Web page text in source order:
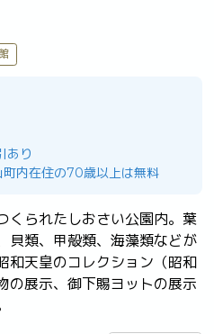
あり
内在住の70歳以上は無料
くられたしおさい公園内。葉
貝類、甲殻類、海藻類などが
和天皇のコレクション（昭和
の展示、御下賜ヨットの展示